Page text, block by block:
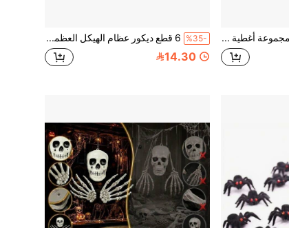
12/24/36 قطعة مجموعة أغطية مفاتيح متعددة الألوان بتصميم رسومات زهرية - أغطية مفاتيح متينة مع تصميم ترميز لوني، تتضمن منظم سلسلة مفاتيح سهل التركيب، مناسبة للمنزل والمكتب والحفلات وإدارة المفاتيح %35- 6 قطع ديكور عظام الهيكل العظمي والجمجمة للهالوين، هيكل عظمي كامل الجسم بحجم طبيعي مع مفاصل متحركة، للاستخدام الداخلي/الخارجي، مثالي للمنزل والحديقة
14.30